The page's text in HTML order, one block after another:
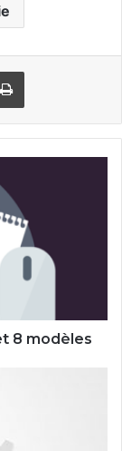
Imprimer
8 modèles